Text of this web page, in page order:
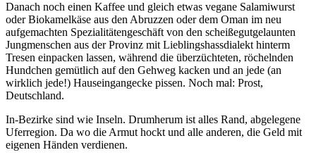
Danach noch einen Kaffee und gleich etwas vegane Salamiwurst
oder Biokamelkäse aus den Abruzzen oder dem Oman im neu
aufgemachten Spezialitätengeschäft von den scheißegutgelaunten
Jungmenschen aus der Provinz mit Lieblingshassdialekt hinterm
Tresen einpacken lassen, während die überzüchteten, röchelnden
Hundchen gemütlich auf den Gehweg kacken und an jede (an
wirklich jede!) Hauseingangecke pissen. Noch mal: Prost,
Deutschland.
In-Bezirke sind wie Inseln. Drumherum ist alles Rand, abgelegene
Uferregion. Da wo die Armut hockt und alle anderen, die Geld mit
eigenen Händen verdienen.